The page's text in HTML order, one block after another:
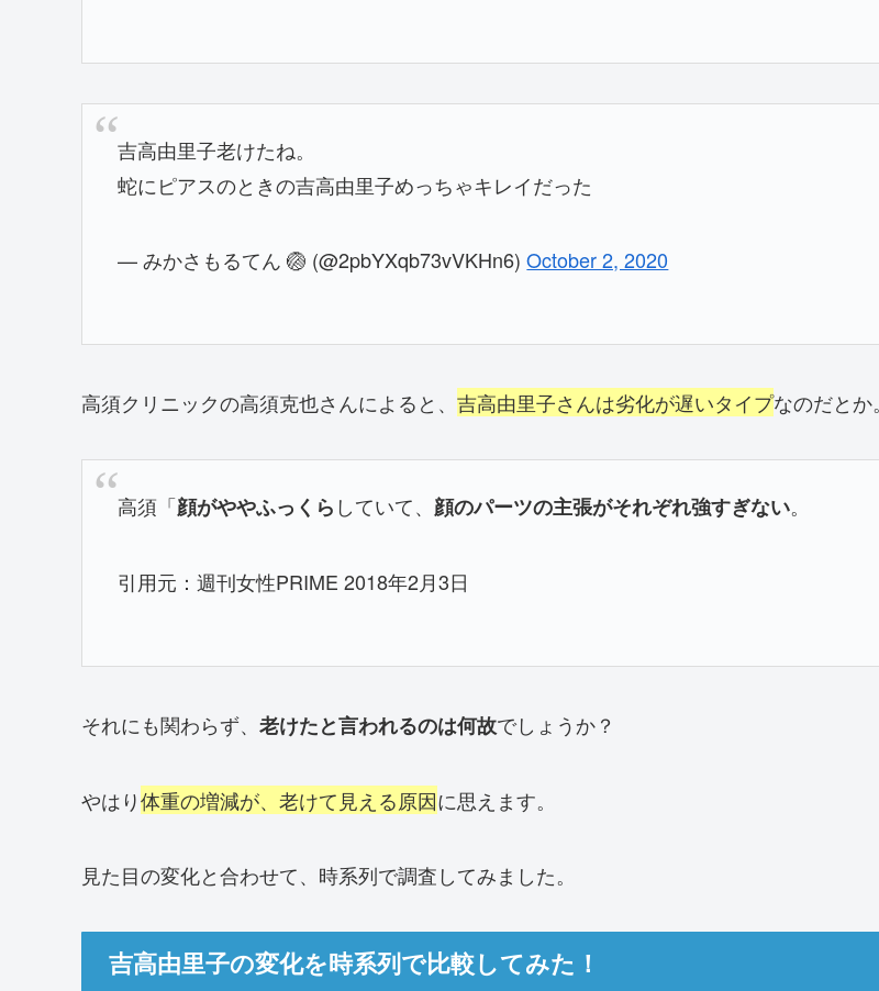
吉高由里子老けたね。
蛇にピアスのときの吉高由里子めっちゃキレイだった
— みかさもるてん 🏐 (@2pbYXqb73vVKHn6)October 2, 2020
高須クリニックの高須克也さんによると、 吉高由里子さんは劣化が遅いタイプなのだとか。
高須 「顔がややふっくら していて、 顔のパーツの主張がそれぞれ強すぎない。
引用元：週刊女性PRIME 2018年2月3日
それにも関わらず、 老けたと言われるのは何故でしょうか？
やはり体重の増減が、老けて見える原因に思えます。
見た目の変化と合わせて、時系列で調査してみました。
吉高由里子の変化を時系列で比較してみた！